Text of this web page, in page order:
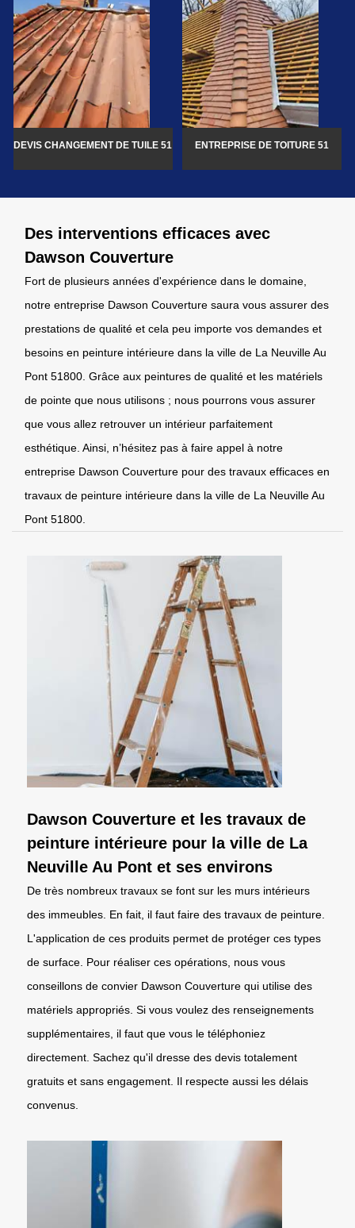
DEVIS CHANGEMENT DE TUILE 51 ENTREPRISE DE TOITURE 51
Des interventions efficaces avec
Dawson Couverture
Fort de plusieurs années d'expérience dans le domaine,
notre entreprise Dawson Couverture saura vous assurer des
prestations de qualité et cela peu importe vos demandes et
besoins en peinture intérieure dans la ville de La Neuville Au
Pont 51800. Grâce aux peintures de qualité et les matériels
de pointe que nous utilisons ; nous pourrons vous assurer
que vous allez retrouver un intérieur parfaitement
esthétique. Ainsi, n’hésitez pas à faire appel à notre
entreprise Dawson Couverture pour des travaux efficaces en
travaux de peinture intérieure dans la ville de La Neuville Au
Pont 51800.
Dawson Couverture et les travaux de
peinture intérieure pour la ville de La
Neuville Au Pont et ses environs
De très nombreux travaux se font sur les murs intérieurs
des immeubles. En fait, il faut faire des travaux de peinture.
L'application de ces produits permet de protéger ces types
de surface. Pour réaliser ces opérations, nous vous
conseillons de convier Dawson Couverture qui utilise des
matériels appropriés. Si vous voulez des renseignements
supplémentaires, il faut que vous le téléphoniez
directement. Sachez qu'il dresse des devis totalement
gratuits et sans engagement. Il respecte aussi les délais
convenus.